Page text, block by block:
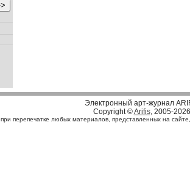
Электронный арт-журнал
Copyright ©Arifis, 2005-2026
при перепечатке любых материалов, представленных на